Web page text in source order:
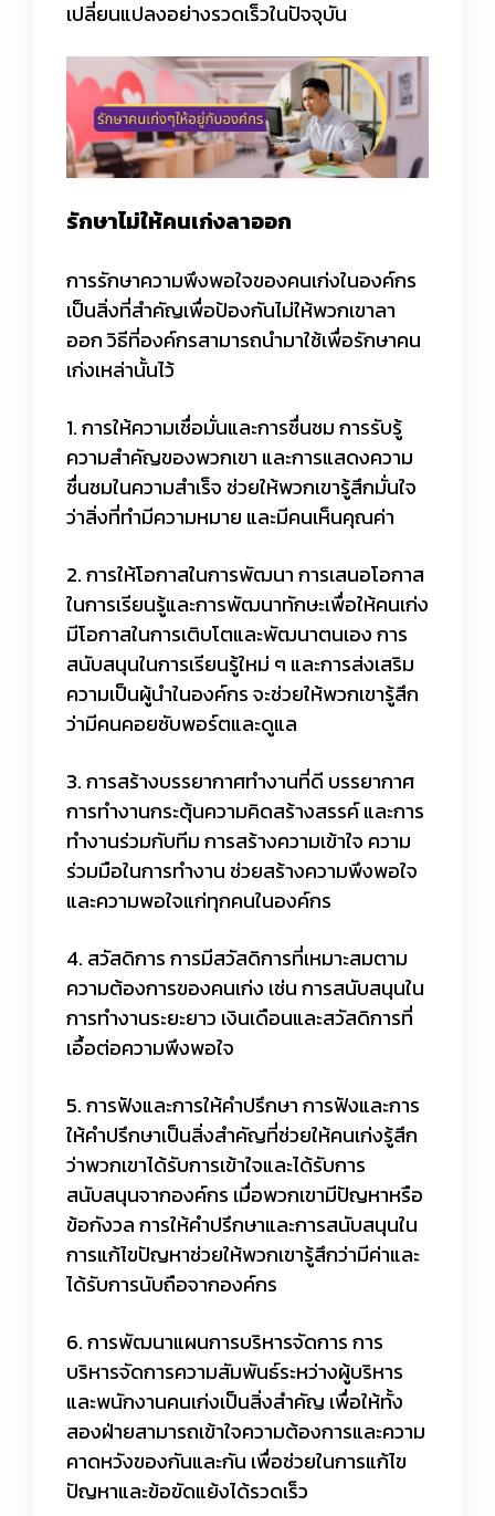
เปลี่ยนแปลงอย่างรวดเร็วในปัจจุบัน
รักษาไม่ให้คนเก่งลาออก
การรักษาความพึงพอใจของคนเก่งในองค์กร
เป็นสิ่งที่สำคัญเพื่อป้องกันไม่ให้พวกเขาลา
ออก วิธีที่องค์กรสามารถนำมาใช้เพื่อรักษาคน
เก่งเหล่านั้นไว้
1. การให้ความเชื่อมั่นและการชื่นชม การรับรู้
ความสำคัญของพวกเขา และการแสดงความ
ชื่นชมในความสำเร็จ ช่วยให้พวกเขารู้สึกมั่นใจ
ว่าสิ่งที่ทำมีความหมาย และมีคนเห็นคุณค่า
2. การให้โอกาสในการพัฒนา การเสนอโอกาส
ในการเรียนรู้และการพัฒนาทักษะเพื่อให้คนเก่ง
มีโอกาสในการเติบโตและพัฒนาตนเอง การ
สนับสนุนในการเรียนรู้ใหม่ ๆ และการส่งเสริม
ความเป็นผู้นำในองค์กร จะช่วยให้พวกเขารู้สึก
ว่ามีคนคอยซับพอร์ตและดูแล
3. การสร้างบรรยากาศทำงานที่ดี บรรยากาศ
การทำงานกระตุ้นความคิดสร้างสรรค์ และการ
ทำงานร่วมกับทีม การสร้างความเข้าใจ ความ
ร่วมมือในการทำงาน ช่วยสร้างความพึงพอใจ
และความพอใจแก่ทุกคนในองค์กร
4. สวัสดิการ การมีสวัสดิการที่เหมาะสมตาม
ความต้องการของคนเก่ง เช่น การสนับสนุนใน
การทำงานระยะยาว เงินเดือนและสวัสดิการที่
เอื้อต่อความพึงพอใจ
5. การฟังและการให้คำปรึกษา การฟังและการ
ให้คำปรึกษาเป็นสิ่งสำคัญที่ช่วยให้คนเก่งรู้สึก
ว่าพวกเขาได้รับการเข้าใจและได้รับการ
สนับสนุนจากองค์กร เมื่อพวกเขามีปัญหาหรือ
ข้อกังวล การให้คำปรึกษาและการสนับสนุนใน
การแก้ไขปัญหาช่วยให้พวกเขารู้สึกว่ามีค่าและ
ได้รับการนับถือจากองค์กร
6. การพัฒนาแผนการบริหารจัดการ การ
บริหารจัดการความสัมพันธ์ระหว่างผู้บริหาร
และพนักงานคนเก่งเป็นสิ่งสำคัญ เพื่อให้ทั้ง
สองฝ่ายสามารถเข้าใจความต้องการและความ
คาดหวังของกันและกัน เพื่อช่วยในการแก้ไข
ปัญหาและข้อขัดแย้งได้รวดเร็ว